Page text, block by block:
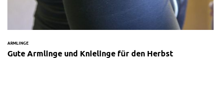
ARMLINGE
Gute Armlinge und Knielinge für den Herbst